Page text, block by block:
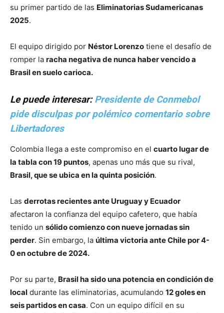
su primer partido de las Eliminatorias Sudamericanas
2025.
El equipo dirigido por Néstor Lorenzo tiene el desafío de
romper la racha negativa de nunca haber vencido a
Brasil en suelo carioca.
Le puede interesar:Presidente de Conmebol
pide disculpas por polémico comentario sobre
Libertadores
Colombia llega a este compromiso en el cuarto lugar de
la tabla con 19 puntos, apenas uno más que su rival,
Brasil, que se ubica en la quinta posición.
Las derrotas recientes ante Uruguay y Ecuador
afectaron la confianza del equipo cafetero, que había
tenido un sólido comienzo con nueve jornadas sin
perder. Sin embargo, la última victoria ante Chile por 4-
0 en octubre de 2024.
Por su parte, Brasil ha sido una potencia en condición de
local durante las eliminatorias, acumulando 12 goles en
seis partidos en casa. Con un equipo difícil en su